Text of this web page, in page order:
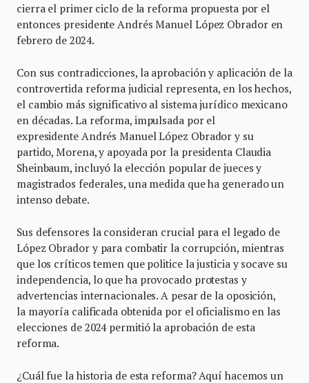
cierra el primer ciclo de la reforma propuesta por el
entonces presidente Andrés Manuel López Obrador en
febrero de 2024.
Con sus contradicciones, la aprobación y aplicación de la
controvertida reforma judicial representa, en los hechos,
el cambio más significativo al sistema jurídico mexicano
en décadas. La reforma, impulsada por el
expresidente Andrés Manuel López Obrador y su
partido, Morena, y apoyada por la presidenta Claudia
Sheinbaum, incluyó la elección popular de jueces y
magistrados federales, una medida que ha generado un
intenso debate.
Sus defensores la consideran crucial para el legado de
López Obrador y para combatir la corrupción, mientras
que los críticos temen que politice la justicia y socave su
independencia, lo que ha provocado protestas y
advertencias internacionales. A pesar de la oposición,
la mayoría calificada obtenida por el oficialismo en las
elecciones de 2024 permitió la aprobación de esta
reforma.
¿Cuál fue la historia de esta reforma? Aquí hacemos un